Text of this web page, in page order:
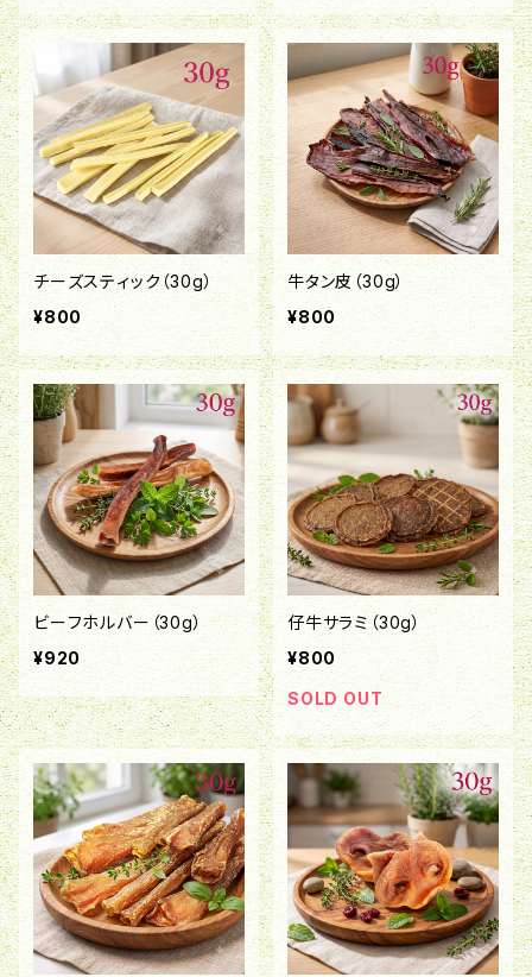
チーズスティック（30g）
¥800
牛タン皮（30g）
¥800
ビーフホルバー（30g）
¥920
仔牛サラミ（30g）
¥800
SOLD OUT